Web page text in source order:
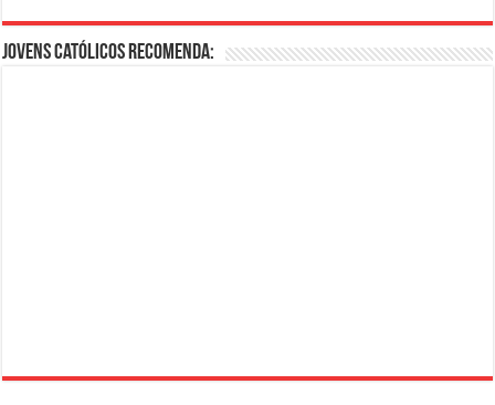
Jovens Católicos Recomenda: